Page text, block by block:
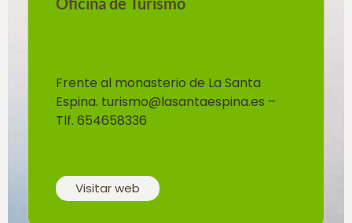
Frente al monasterio de La Santa
Espina. turismo@lasantaespina.es –
Tlf. 654658336
Visitar web